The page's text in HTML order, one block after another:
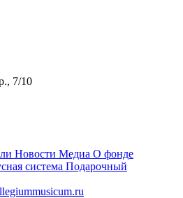
7/10
Новости Медиа О фонде
система Подарочный